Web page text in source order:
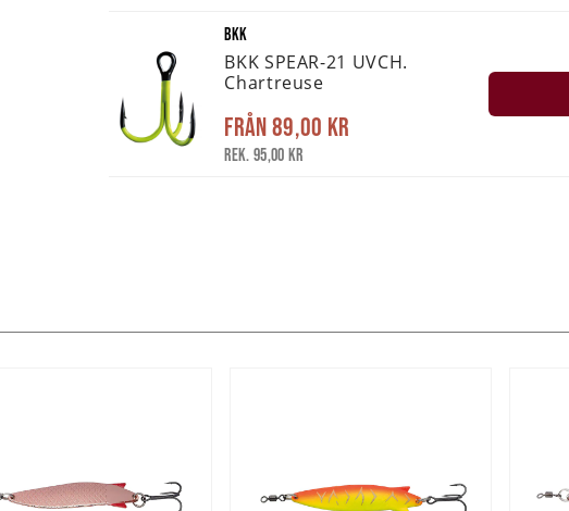
BKK
BKK SPEAR-21 UVCH.
Chartreuse
Från89,00 kr
Rek. 95,00 kr